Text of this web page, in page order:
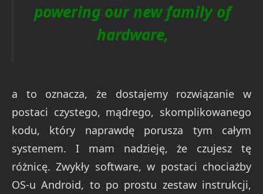
powering our new family of
hardware,
a to oznacza, że dostajemy rozwiązanie w
postaci czystego, mądrego, skomplikowanego
kodu, który naprawdę porusza tym całym
systemem. I mam nadzieję, że czujesz tę
różnicę. Zwykły software, w postaci chociażby
OS-u Android, to po prostu zestaw instrukcji,